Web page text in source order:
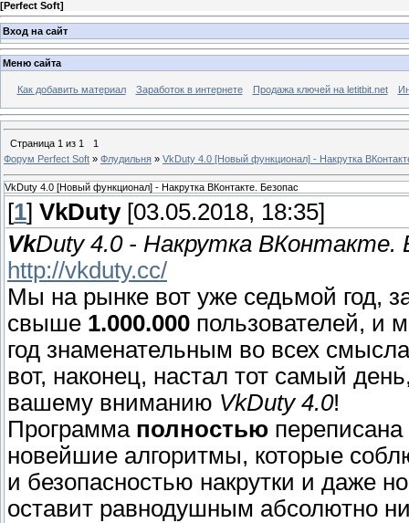
[Perfect Soft]
Вход на сайт
Меню сайта
Как добавить материал Заработок в интернете Продажа ключей на letitbit.net
Страница 1 из 1
1
Форум Perfect Soft » Флудильня » VkDuty 4.0 [Новый функционал] - Накрутка
VkDuty 4.0 [Новый функционал] - Накрутка ВКонтакте. Безопас
[1] VkDuty[03.05.2018, 18:35]
VkDuty 4.0 - Накрутка ВКонтакте.
http://vkduty.cc/
Мы на рынке вот уже седьмой год,
свыше 1.000.000 пользователей, и
год знаменательным во всех
вот, наконец, настал тот самый
вашему вниманию VkDuty 4.0!
Программа полностью
новейшие алгоритмы, которые
и безопасностью накрутки и даже
оставит равнодушным абсолютно